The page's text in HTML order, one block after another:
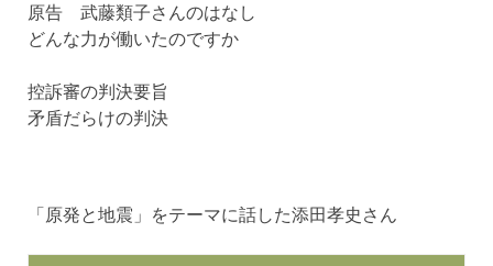
原告 武藤類子さんのはなし
どんな力が働いたのですか
控訴審の判決要旨
矛盾だらけの判決
「原発と地震」をテーマに話した添田孝史さん